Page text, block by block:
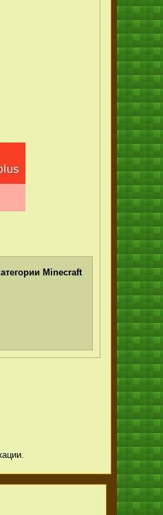
Minecraft